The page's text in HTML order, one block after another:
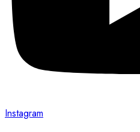
Instagram